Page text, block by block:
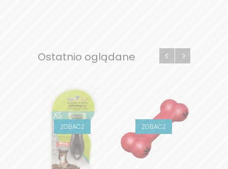
Ostatnio oglądane
ZOBACZ ZOBACZ